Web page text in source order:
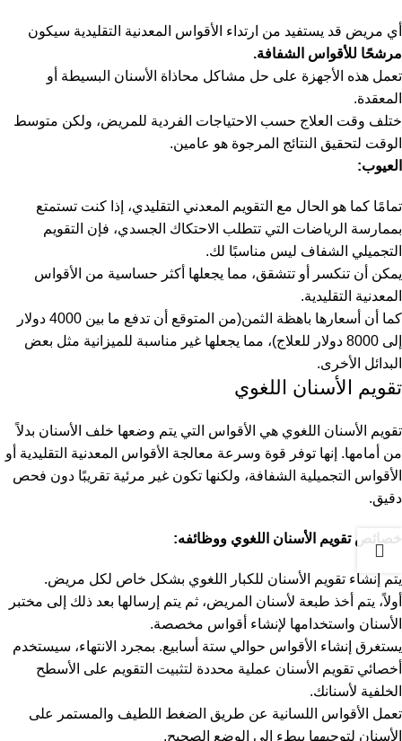
أي مريض قد يستفيد من ارتداء الأقواس المعدنية التقليدية سيكون
مرشحًا للأقواس الشفافة.
تعمل هذه الأجهزة على حل مشاكل محاذاة الأسنان البسيطة أو
المعقدة.
ختلف وقت العلاج حسب الاحتياجات الفردية للمريض، ولكن متوسط ​​
الوقت لتحقيق النتائج المرجوة هو عامين.
العيوب:
تمامًا كما هو الحال مع التقويم المعدني التقليدي، إذا كنت تستمتع
بممارسة الرياضات التي تتطلب الاحتكاك الجسدي، فإن التقويم
التجميلي الشفاف ليس مناسبًا لك.
يمكن أن تنكسر أو تتشقق، مما يجعلها أكثر حساسية من الأقواس
المعدنية التقليدية.
كما أن أسعارها باهظة الثمن(من المتوقع أن تدفع ما بين 4000 دولار
إلى 8000 دولار للعلاج)، مما يجعلها غير مناسبة للميزانية مثل بعض
البدائل الأخرى.
تقويم الأسنان اللغوي
تقويم الأسنان اللغوي هي الأقواس التي يتم وضعها خلف الأسنان بدلاً
من أمامها. إنها توفر قوة وسرعة معالجة الأقواس المعدنية التقليدية أو
الأقواس التجميلية الشفافة، ولكنها تكون غير مرئية تقريبًا دون فحص
دقيق.
خصائص تقويم الأسنان اللغوي ووظائفه:
يتم إنشاء تقويم الأسنان للكبار اللغوي بشكل خاص لكل مريض.
أولاً، يتم أخذ طبعة لأسنان المريض، ثم يتم إرسالها بعد ذلك إلى مختبر
الأسنان واستخدامها لإنشاء أقواس مخصصة.
يستغرق إنشاء الأقواس حوالي ستة أسابيع. بمجرد الانتهاء، سيستخدم
أخصائي تقويم الأسنان عملية محددة لتثبيت التقويم على الأسطح
الخلفية لأسنانك.
تعمل الأقواس اللسانية عن طريق الضغط اللطيف والمستمر على
الأسنان لتوجيهها ببطء إلى الوضع الصحيح.